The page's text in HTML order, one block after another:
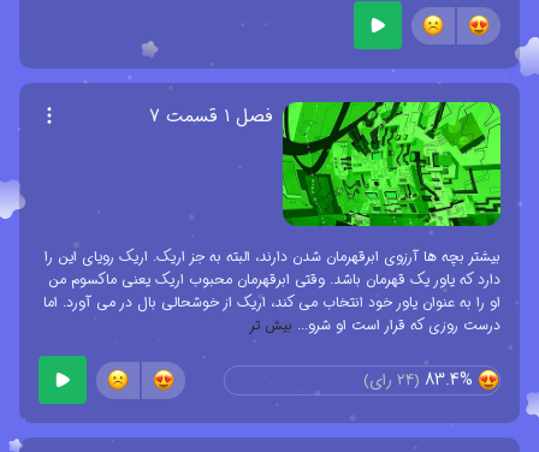
فصل ۱ قسمت ۷
بیشتر بچه ها آرزوی ابرقهرمان شدن دارند، البته به جز اریک. اریک رویای این را
دارد که یاور یک قهرمان باشد. وقتی ابرقهرمان محبوب اریک یعنی ماکسوم من
او را به عنوان یاور خود انتخاب می کند، اریک از خوشحالی بال در می آورد. اما
درست روزی که قرار است او شرو... بیش تر
83.4%
(
24 رای)